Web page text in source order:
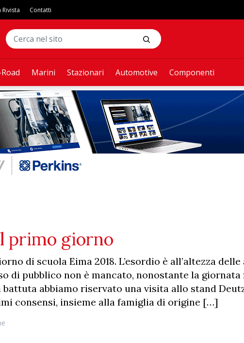
Marini Stazionari Automotive Componenti
Rivista Contatti
primo giorno
di scuola Eima 2018. L’esordio è all’altezza
di pubblico non è mancato, nonostante la
abbiamo riservato una visita allo stand
consensi, insieme alla famiglia di origine […]